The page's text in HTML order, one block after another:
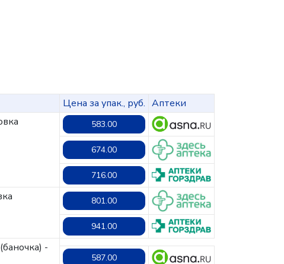
Цена за упак., руб. Аптеки
583.00
674.00
716.00
801.00
941.00
-
587.00